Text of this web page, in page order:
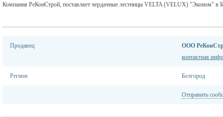
Компания РеКонСтрой, поставляет чердачные лестницы VELTA (VELUX) "Эконом" в
Продавец
ООО
контактная
Регион Белгород
Отправить